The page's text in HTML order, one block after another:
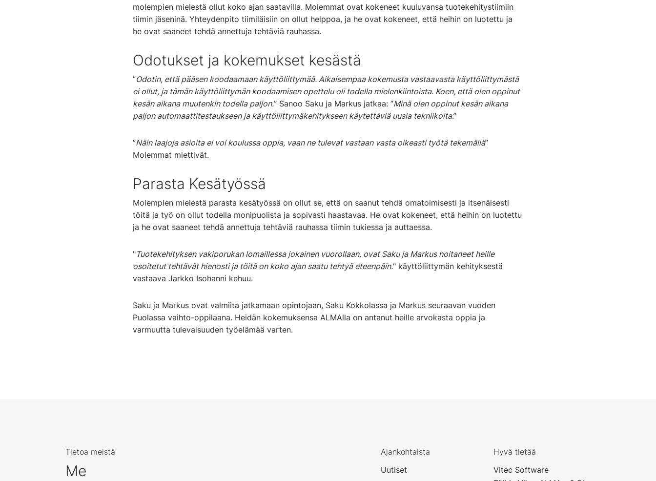
molempien mielestä ollut koko ajan saatavilla. Molemmat ovat kokeneet kuuluvansa tuotekehitystiimiin
tiimin jäseninä. Yhteydenpito tiimiläisiin on ollut helppoa, ja he ovat kokeneet, että heihin on luotettu ja
he ovat saaneet tehdä annettuja tehtäviä rauhassa.
Odotukset ja kokemukset kesästä
”Odotin, että pääsen koodaamaan käyttöliittymää. Aikaisempaa kokemusta vastaavasta käyttöliittymästä
ei ollut, ja tämän käyttöliittymän koodaamisen opettelu oli todella mielenkiintoista. Koen, että olen oppinut
kesän aikana muutenkin todella paljon.” Sanoo Saku ja Markus jatkaa: ”Minä olen oppinut kesän aikana
paljon automaattitestaukseen ja käyttöliittymäkehitykseen käytettäviä uusia tekniikoita.”
”Näin laajoja asioita ei voi koulussa oppia, vaan ne tulevat vastaan vasta oikeasti työtä tekemällä”
Molemmat miettivät.
Parasta Kesätyössä
Molempien mielestä parasta kesätyössä on ollut se, että on saanut tehdä omatoimisesti ja itsenäisesti
töitä ja työ on ollut todella monipuolista ja sopivasti haastavaa. He ovat kokeneet, että heihin on luotettu
ja he ovat saaneet tehdä annettuja tehtäviä rauhassa tiimin tukiessa ja auttaessa.
"Tuotekehityksen vakiporukan lomaillessa jokainen vuorollaan, ovat Saku ja Markus hoitaneet heille
osoitetut tehtävät hienosti ja töitä on koko ajan saatu tehtyä eteenpäin." käyttöliittymän kehityksestä
vastaava Jarkko Isohanni kehuu.
Saku ja Markus ovat valmiita jatkamaan opintojaan, Saku Kokkolassa ja Markus seuraavan vuoden
Puolassa vaihto-oppilaana. Heidän kokemuksensa ALMAlla on antanut heille arvokasta oppia ja
varmuutta tulevaisuuden työelämää varten.
Tietoa meistä
Me
Ajankohtaista
Uutiset
Hyvä tietää
Vitec Software